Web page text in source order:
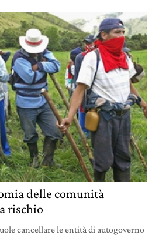
delle comunità
rischio
cancellare le entità di autogoverno